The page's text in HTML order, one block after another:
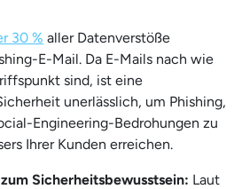
30 % aller Datenverstöße
E-Mail. Da E-Mails nach wie
sind, ist eine
unerlässlich, um Phishing,
Engineering-Bedrohungen zu
Ihrer Kunden erreichen.
Sicherheitsbewusstsein: Laut